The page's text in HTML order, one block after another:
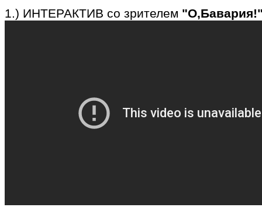
1.) ИНТЕРАКТИВ со зрителем